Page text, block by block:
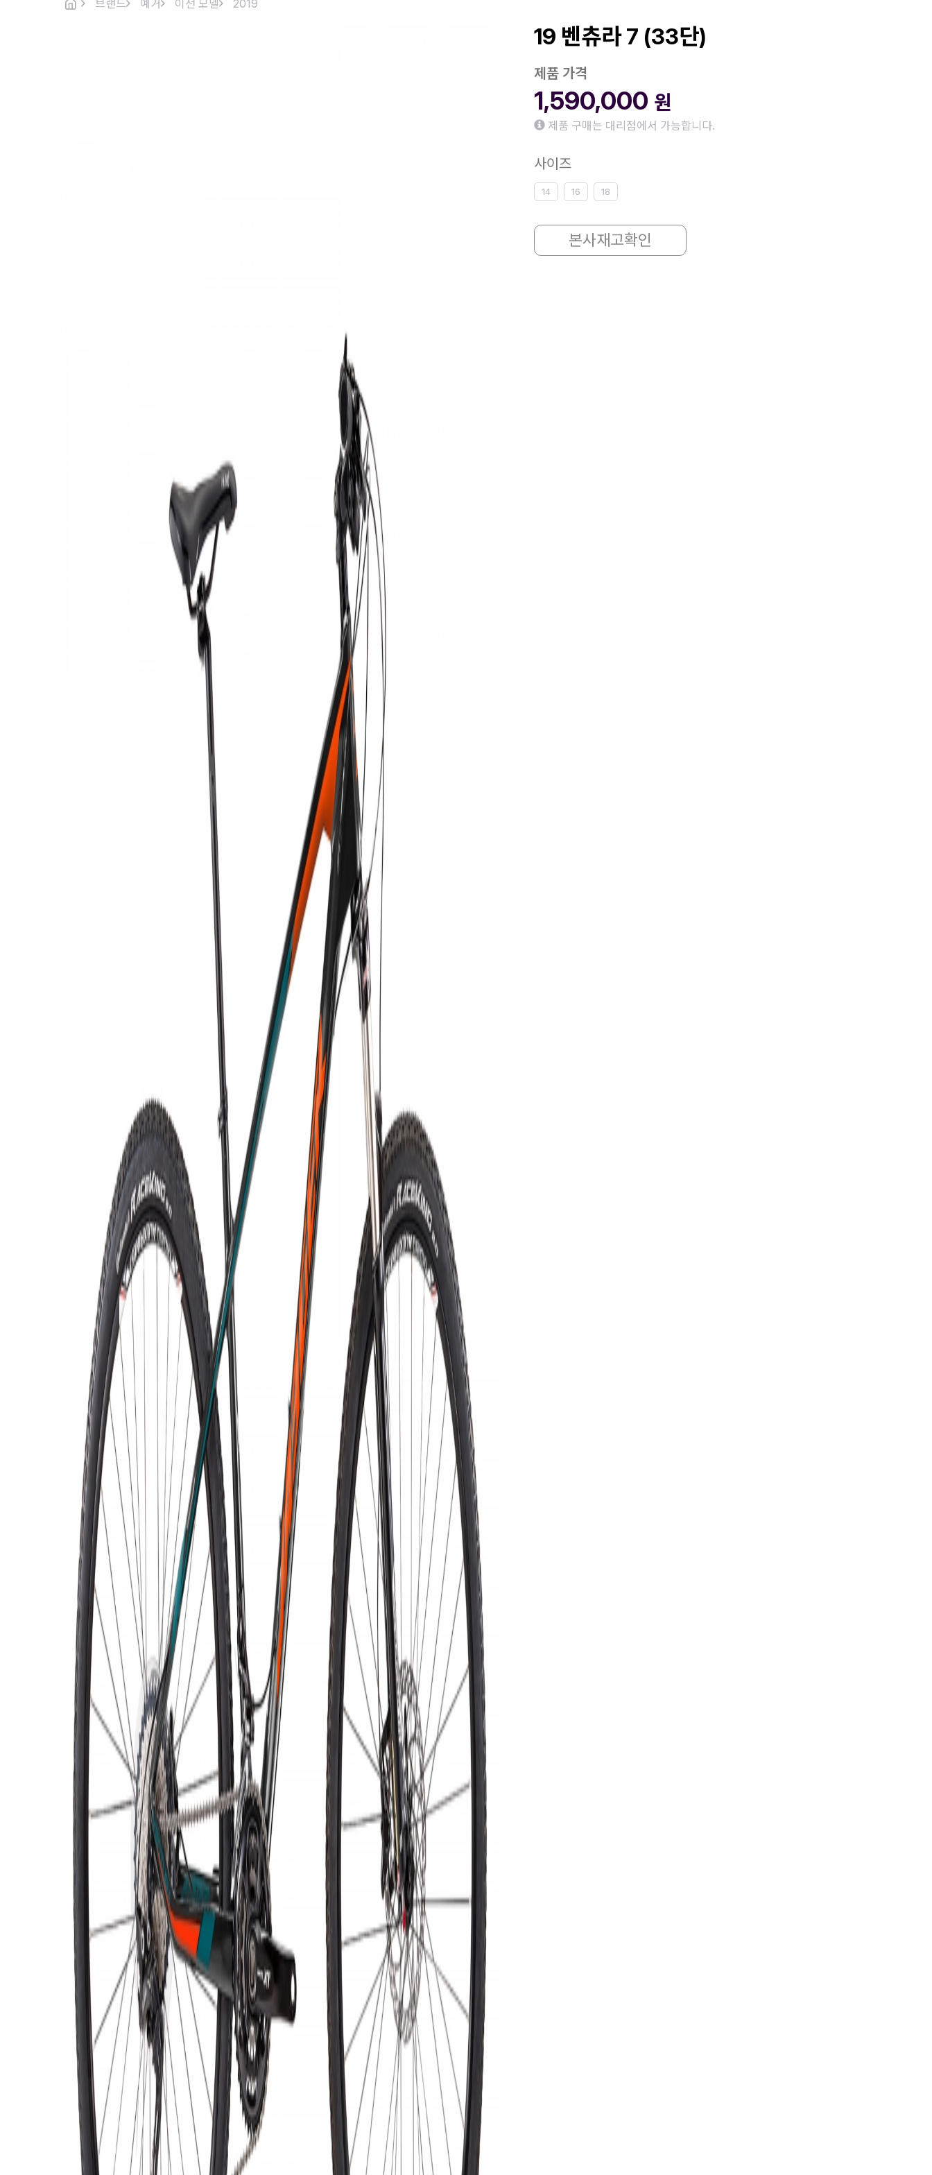
브랜드 예거 이전 모델 2019
19 벤츄라 7 (33단)
제품 가격
1,590,000 원
제품 구매는 대리점에서 가능합니다.
사이즈
14 16 18
본사재고확인